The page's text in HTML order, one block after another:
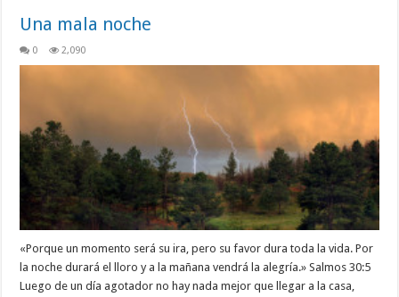
Una mala noche
0 2,090
«Porque un momento será su ira, pero su favor dura toda la vida. Por
la noche durará el lloro y a la mañana vendrá la alegría.» Salmos 30:5
Luego de un día agotador no hay nada mejor que llegar a la casa,